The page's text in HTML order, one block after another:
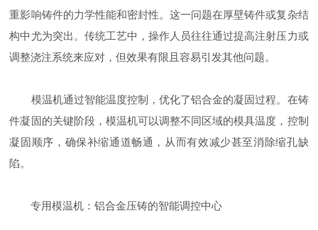
重影响铸件的力学性能和密封性。这一问题在厚壁铸件或复杂结
构中尤为突出。传统工艺中，操作人员往往通过提高注射压力或
调整浇注系统来应对，但效果有限且容易引发其他问题。
模温机通过智能温度控制，优化了铝合金的凝固过程。在铸
件凝固的关键阶段，模温机可以调整不同区域的模具温度，控制
凝固顺序，确保补缩通道畅通，从而有效减少甚至消除缩孔缺
陷。
专用模温机：铝合金压铸的智能调控中心